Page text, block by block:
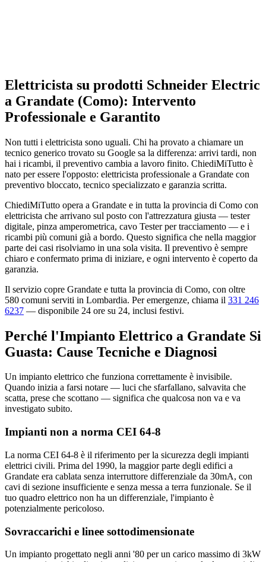
Elettricista su prodotti Schneider Electric
a Grandate (Como): Intervento
Professionale e Garantito
Non tutti i elettricista sono uguali. Chi ha provato a chiamare un
tecnico generico trovato su Google sa la differenza: arrivi tardi, non
hai i ricambi, il preventivo cambia a lavoro finito. ChiediMiTutto è
nato per essere l'opposto: elettricista professionale a Grandate con
preventivo bloccato, tecnico specializzato e garanzia scritta.
ChiediMiTutto opera a Grandate e in tutta la provincia di Como con
elettricista che arrivano sul posto con l'attrezzatura giusta — tester
digitale, pinza amperometrica, cavo Tester per tracciamento — e i
ricambi più comuni già a bordo. Questo significa che nella maggior
parte dei casi risolviamo in una sola visita. Il preventivo è sempre
chiaro e confermato prima di iniziare, e ogni intervento è coperto da
garanzia.
Il servizio copre Grandate e tutta la provincia di Como, con oltre
580 comuni serviti in Lombardia. Per emergenze, chiama il 331 246
6237 — disponibile 24 ore su 24, inclusi festivi.
Perché l'Impianto Elettrico a Grandate Si
Guasta: Cause Tecniche e Diagnosi
Un impianto elettrico che funziona correttamente è invisibile.
Quando inizia a farsi notare — luci che sfarfallano, salvavita che
scatta, prese che scottano — significa che qualcosa non va e va
investigato subito.
Impianti non a norma CEI 64-8
La norma CEI 64-8 è il riferimento per la sicurezza degli impianti
elettrici civili. Prima del 1990, la maggior parte degli edifici a
Grandate era cablata senza interruttore differenziale da 30mA, con
cavi di sezione insufficiente e senza messa a terra funzionale. Se il
tuo quadro elettrico non ha un differenziale, l'impianto è
potenzialmente pericoloso.
Sovraccarichi e linee sottodimensionate
Un impianto progettato negli anni '80 per un carico massimo di 3kW